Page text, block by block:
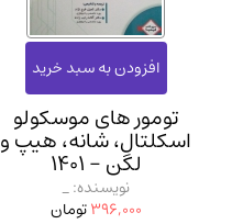
تومور های موسکولو
اسکلتال، شانه، هیپ و
لگن - 1401
نویسنده: _
396,000تومان